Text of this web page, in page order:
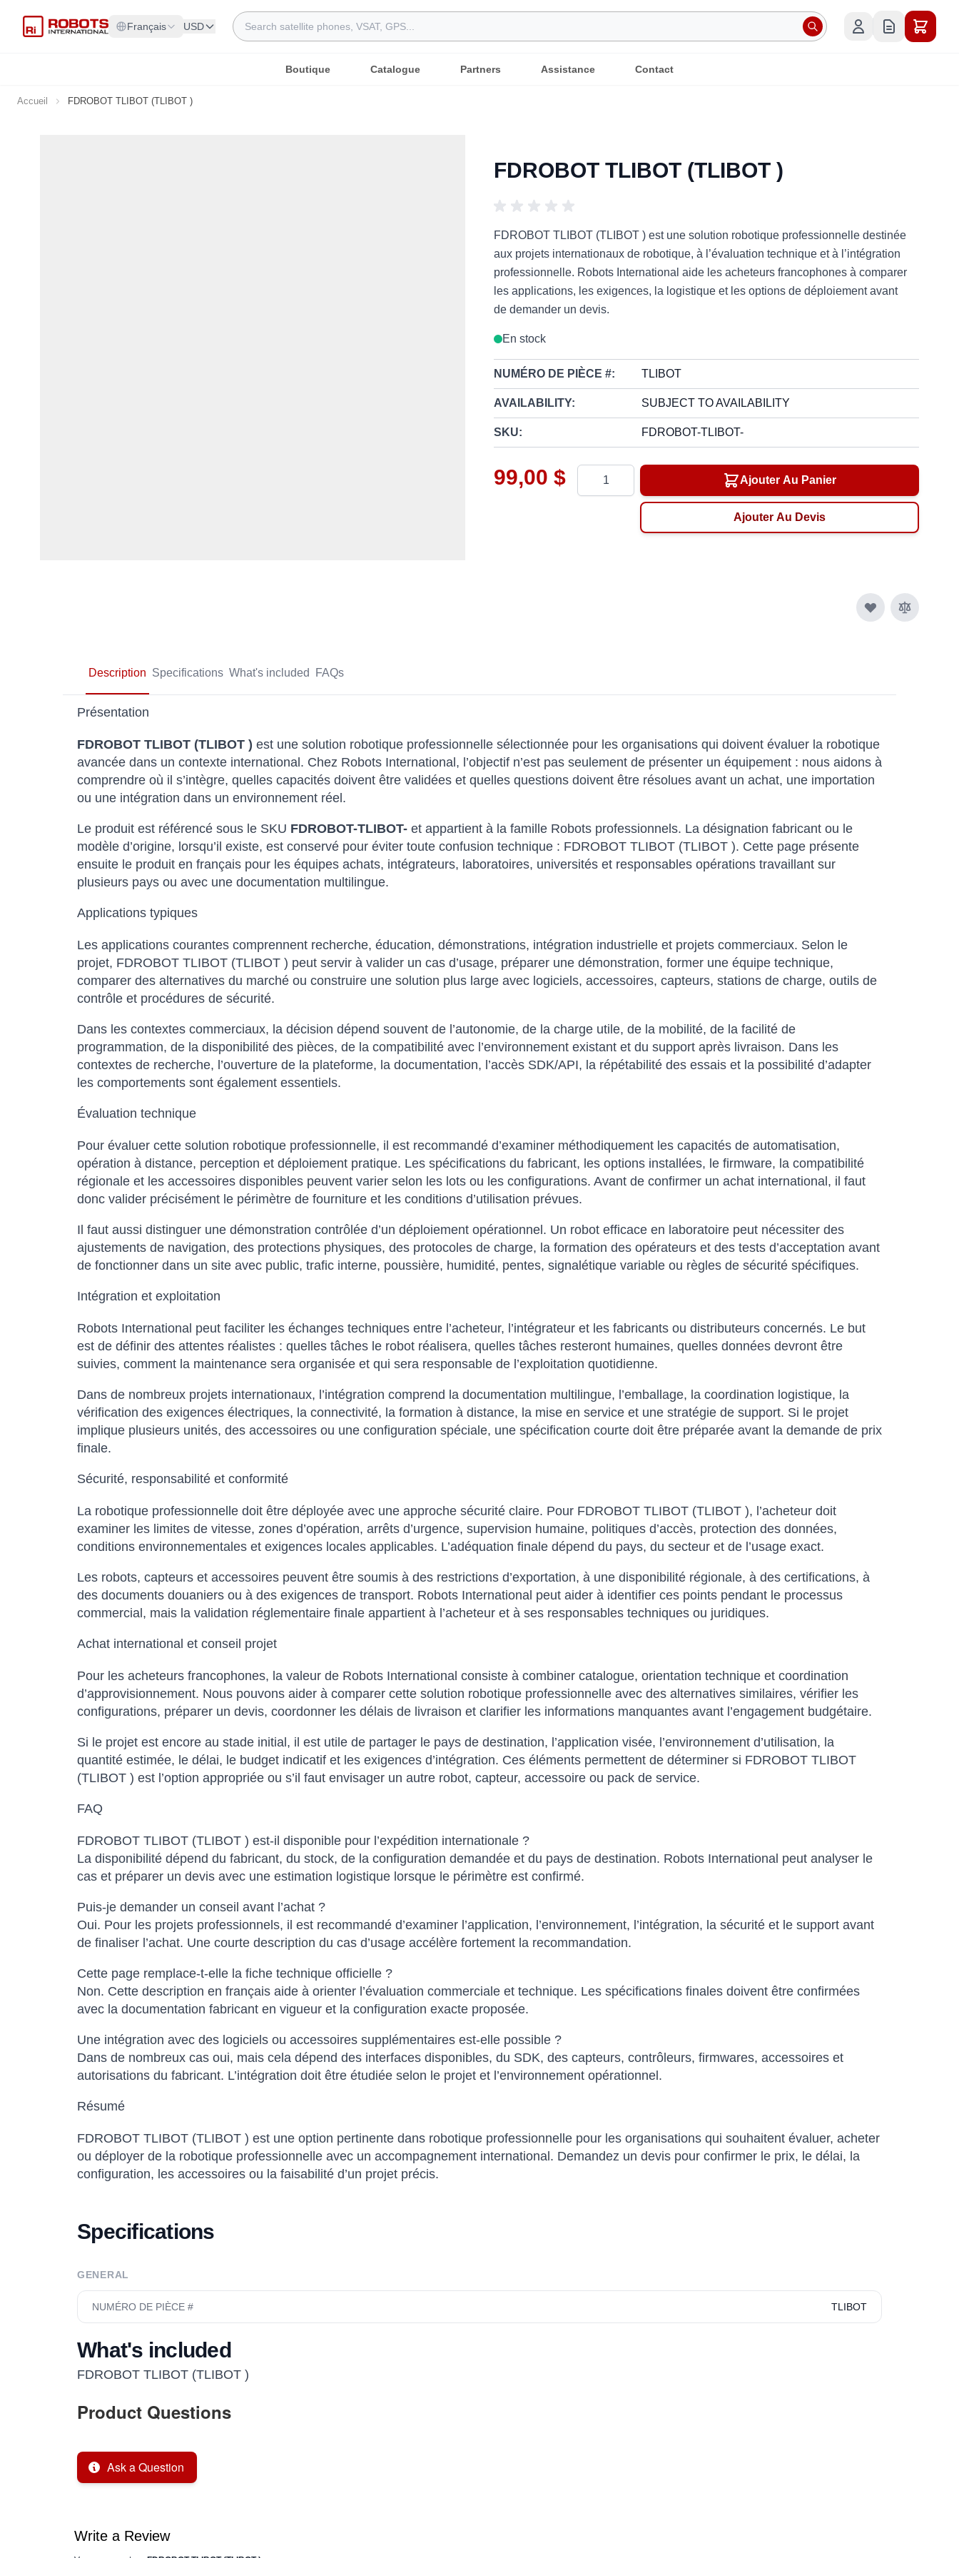
Français USD
Rechercher
Boutique Catalogue Partners Assistance Contact
Accueil FDROBOT TLIBOT (TLIBOT )
FDROBOT TLIBOT (TLIBOT )
FDROBOT TLIBOT (TLIBOT ) est une solution robotique professionnelle destinée
aux projets internationaux de robotique, à l’évaluation technique et à l’intégration
professionnelle. Robots International aide les acheteurs francophones à comparer
les applications, les exigences, la logistique et les options de déploiement avant
de demander un devis.
En stock
NUMÉRO DE PIÈCE #: TLIBOT
AVAILABILITY: SUBJECT TO AVAILABILITY
SKU: FDROBOT-TLIBOT-
99,00 $ Ajouter Au Panier
Ajouter Au Devis
Description Specifications What's included FAQs
Présentation
FDROBOT TLIBOT (TLIBOT ) est une solution robotique professionnelle sélectionnée pour les organisations qui doivent évaluer la robotique
avancée dans un contexte international. Chez Robots International, l’objectif n’est pas seulement de présenter un équipement : nous aidons à
comprendre où il s’intègre, quelles capacités doivent être validées et quelles questions doivent être résolues avant un achat, une importation
ou une intégration dans un environnement réel.
Le produit est référencé sous le SKU FDROBOT-TLIBOT- et appartient à la famille Robots professionnels. La désignation fabricant ou le
modèle d’origine, lorsqu’il existe, est conservé pour éviter toute confusion technique : FDROBOT TLIBOT (TLIBOT ). Cette page présente
ensuite le produit en français pour les équipes achats, intégrateurs, laboratoires, universités et responsables opérations travaillant sur
plusieurs pays ou avec une documentation multilingue.
Applications typiques
Les applications courantes comprennent recherche, éducation, démonstrations, intégration industrielle et projets commerciaux. Selon le
projet, FDROBOT TLIBOT (TLIBOT ) peut servir à valider un cas d’usage, préparer une démonstration, former une équipe technique,
comparer des alternatives du marché ou construire une solution plus large avec logiciels, accessoires, capteurs, stations de charge, outils de
contrôle et procédures de sécurité.
Dans les contextes commerciaux, la décision dépend souvent de l’autonomie, de la charge utile, de la mobilité, de la facilité de
programmation, de la disponibilité des pièces, de la compatibilité avec l’environnement existant et du support après livraison. Dans les
contextes de recherche, l’ouverture de la plateforme, la documentation, l’accès SDK/API, la répétabilité des essais et la possibilité d’adapter
les comportements sont également essentiels.
Évaluation technique
Pour évaluer cette solution robotique professionnelle, il est recommandé d’examiner méthodiquement les capacités de automatisation,
opération à distance, perception et déploiement pratique. Les spécifications du fabricant, les options installées, le firmware, la compatibilité
régionale et les accessoires disponibles peuvent varier selon les lots ou les configurations. Avant de confirmer un achat international, il faut
donc valider précisément le périmètre de fourniture et les conditions d’utilisation prévues.
Il faut aussi distinguer une démonstration contrôlée d’un déploiement opérationnel. Un robot efficace en laboratoire peut nécessiter des
ajustements de navigation, des protections physiques, des protocoles de charge, la formation des opérateurs et des tests d’acceptation avant
de fonctionner dans un site avec public, trafic interne, poussière, humidité, pentes, signalétique variable ou règles de sécurité spécifiques.
Intégration et exploitation
Robots International peut faciliter les échanges techniques entre l’acheteur, l’intégrateur et les fabricants ou distributeurs concernés. Le but
est de définir des attentes réalistes : quelles tâches le robot réalisera, quelles tâches resteront humaines, quelles données devront être
suivies, comment la maintenance sera organisée et qui sera responsable de l’exploitation quotidienne.
Dans de nombreux projets internationaux, l’intégration comprend la documentation multilingue, l’emballage, la coordination logistique, la
vérification des exigences électriques, la connectivité, la formation à distance, la mise en service et une stratégie de support. Si le projet
implique plusieurs unités, des accessoires ou une configuration spéciale, une spécification courte doit être préparée avant la demande de prix
finale.
Sécurité, responsabilité et conformité
La robotique professionnelle doit être déployée avec une approche sécurité claire. Pour FDROBOT TLIBOT (TLIBOT ), l’acheteur doit
examiner les limites de vitesse, zones d’opération, arrêts d’urgence, supervision humaine, politiques d’accès, protection des données,
conditions environnementales et exigences locales applicables. L’adéquation finale dépend du pays, du secteur et de l’usage exact.
Les robots, capteurs et accessoires peuvent être soumis à des restrictions d’exportation, à une disponibilité régionale, à des certifications, à
des documents douaniers ou à des exigences de transport. Robots International peut aider à identifier ces points pendant le processus
commercial, mais la validation réglementaire finale appartient à l’acheteur et à ses responsables techniques ou juridiques.
Achat international et conseil projet
Pour les acheteurs francophones, la valeur de Robots International consiste à combiner catalogue, orientation technique et coordination
d’approvisionnement. Nous pouvons aider à comparer cette solution robotique professionnelle avec des alternatives similaires, vérifier les
configurations, préparer un devis, coordonner les délais de livraison et clarifier les informations manquantes avant l’engagement budgétaire.
Si le projet est encore au stade initial, il est utile de partager le pays de destination, l’application visée, l’environnement d’utilisation, la
quantité estimée, le délai, le budget indicatif et les exigences d’intégration. Ces éléments permettent de déterminer si FDROBOT TLIBOT
(TLIBOT ) est l’option appropriée ou s’il faut envisager un autre robot, capteur, accessoire ou pack de service.
FAQ
FDROBOT TLIBOT (TLIBOT ) est-il disponible pour l’expédition internationale ?
La disponibilité dépend du fabricant, du stock, de la configuration demandée et du pays de destination. Robots International peut analyser le
cas et préparer un devis avec une estimation logistique lorsque le périmètre est confirmé.
Puis-je demander un conseil avant l’achat ?
Oui. Pour les projets professionnels, il est recommandé d’examiner l’application, l’environnement, l’intégration, la sécurité et le support avant
de finaliser l’achat. Une courte description du cas d’usage accélère fortement la recommandation.
Cette page remplace-t-elle la fiche technique officielle ?
Non. Cette description en français aide à orienter l’évaluation commerciale et technique. Les spécifications finales doivent être confirmées
avec la documentation fabricant en vigueur et la configuration exacte proposée.
Une intégration avec des logiciels ou accessoires supplémentaires est-elle possible ?
Dans de nombreux cas oui, mais cela dépend des interfaces disponibles, du SDK, des capteurs, contrôleurs, firmwares, accessoires et
autorisations du fabricant. L’intégration doit être étudiée selon le projet et l’environnement opérationnel.
Résumé
FDROBOT TLIBOT (TLIBOT ) est une option pertinente dans robotique professionnelle pour les organisations qui souhaitent évaluer, acheter
ou déployer de la robotique professionnelle avec un accompagnement international. Demandez un devis pour confirmer le prix, le délai, la
configuration, les accessoires ou la faisabilité d’un projet précis.
Specifications
GENERAL
NUMÉRO DE PIÈCE # TLIBOT
What's included
FDROBOT TLIBOT (TLIBOT )
Product Questions
Ask a Question
Write a Review